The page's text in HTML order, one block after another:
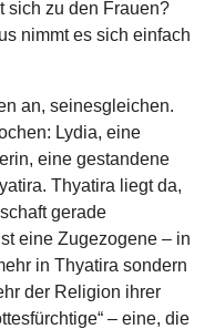
sich zu den Frauen?
nimmt es sich einfach
an, seinesgleichen.
Lydia, eine
eine gestandene
Thyatira liegt da,
gerade
eine Zugezogene – in
in Thyatira sondern
der Religion ihrer
– eine, die